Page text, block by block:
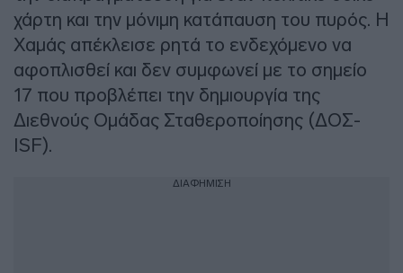
χάρτη και την μόνιμη κατάπαυση του πυρός. Η
Χαμάς απέκλεισε ρητά το ενδεχόμενο να
αφοπλισθεί και δεν συμφωνεί με το σημείο
17 που προβλέπει την δημιουργία της
Διεθνούς Ομάδας Σταθεροποίησης (ΔΟΣ-
ISF).
ΔΙΑΦΗΜΙΣΗ